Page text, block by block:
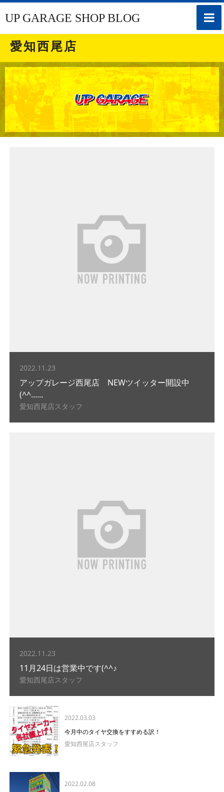
toggle
UP GARAGE SHOP BLOG
愛知西尾店
2022.11.23
アップガレージ西尾店 NEWツイッター開設中
(^^......
愛知西尾店スタッフ
2022.11.23
11月24日は営業中です(^^♪
愛知西尾店スタッフ
2022.03.03
今月中のタイヤ交換をすすめる訳！
愛知西尾店スタッフ
2022.02.08